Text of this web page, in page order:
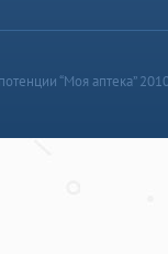
“Моя аптека”